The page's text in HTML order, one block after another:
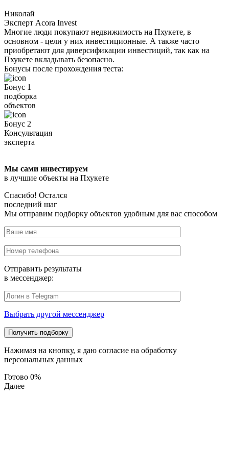
Николай
Эксперт Acora Invest
Многие люди покупают недвижимость на Пхукете, в
основном - цели у них инвестиционные. А также часто
приобретают для диверсификации инвестиций, так как на
Пхукете вкладывать безопасно.
Бонусы после прохождения теста:
Бонус 1
подборка
объектов
Бонус 2
Консультация
эксперта
Мы сами инвестируем
в лучшие объекты на Пхукете
Спасибо! Остался
последний шаг
Мы отправим подборку объектов удобным для вас способом
Отправить результаты
в мессенджер:
Выбрать другой мессенджер
Нажимая на кнопку, я даю согласие на обработку
персональных данных
Готово 0%
Далее